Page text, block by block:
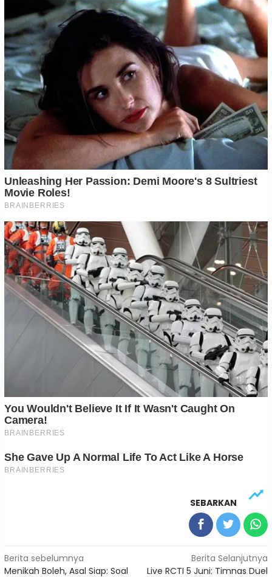
SEBARKAN
Navigasi
Berita sebelumnya
Menikah Boleh, Asal Siap: Soal
Berita Selanjutnya
Live RCTI 5 Juni: Timnas Duel